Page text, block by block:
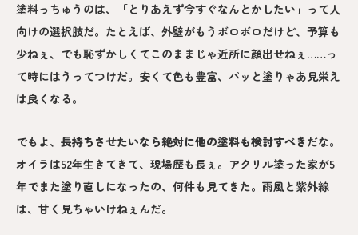
塗料っちゅうのは、「とりあえず今すぐなんとかしたい」って人
向けの選択肢だ。たとえば、外壁がもうボロボロだけど、予算も
少ねぇ、でも恥ずかしくてこのままじゃ近所に顔出せねぇ……っ
て時にはうってつけだ。安くて色も豊富、パッと塗りゃあ見栄え
は良くなる。
でもよ、 長持ちさせたいなら絶対に他の塗料も検討すべきだな。
オイラは52年生きてきて、現場歴も長ぇ。アクリル塗った家が5
年でまた塗り直しになったの、何件も見てきた。雨風と紫外線
は、甘く見ちゃいけねぇんだ。